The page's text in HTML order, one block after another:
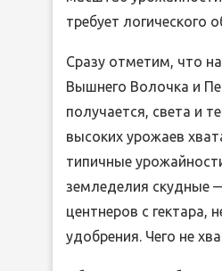
требует логического
Сразу отметим, что
Вышнего Волочка и
получается, света и
высоких урожаев
типичные
земледелия скудные
центнеров с гектара,
удобрения. Чего не